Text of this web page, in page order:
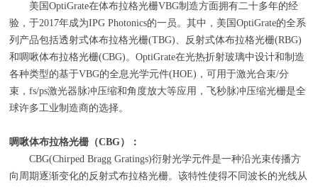
美国OptiGrate在体布拉格光栅VBG制造方面拥有二十多年的经
验，于2017年成为IPG Photonics的一员。其中，美国OptiGrate的全系
列产品包括透射式体布拉格光栅(TBG)、反射式体布拉格光栅(RBG)
和啁啾体布拉格光栅(CBG)。OptiGrate在光热折射玻璃中设计和制造
各种类型的基于VBG的全息光学元件(HOE) ，可用于激光合束/分
束，fs/ps激光器脉冲压缩和角度放大等应用，飞秒脉冲压缩光栅是全
球许多工业制造商的选择。
啁啾体布拉格光栅（CBG）：
CBG(Chirped Bragg Gratings)衍射光学元件是一种沿光束传播方
向周期逐渐变化的反射式布拉格光栅。该特性使得不同波长的光线从